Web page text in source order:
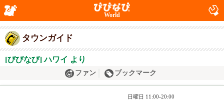
World
タウンガイド
[びびなび] ハワイ より
ファン ブックマーク
日曜日 11:00-20:00